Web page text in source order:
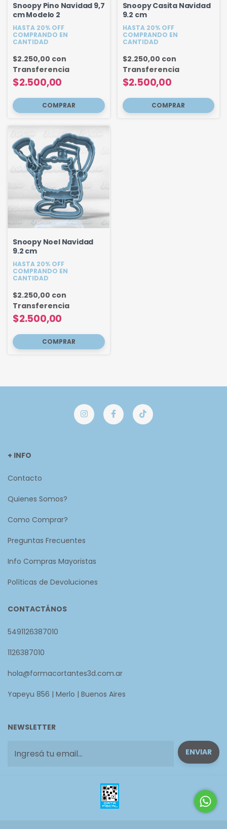
Snoopy Pino Navidad 9,7
cm Modelo 2
HASTA 20% OFF
COMPRANDO EN
CANTIDAD
$2.500,00
$2.250,00 con
Transferencia
Snoopy Casita Navidad
9.2 cm
HASTA 20% OFF
COMPRANDO EN
CANTIDAD
$2.500,00
$2.250,00 con
Transferencia
Snoopy Noel Navidad
9.2 cm
HASTA 20% OFF
COMPRANDO EN
CANTIDAD
$2.500,00
$2.250,00 con
Transferencia
+ INFO
Contacto
Quienes Somos?
Como Comprar?
Preguntas Frecuentes
Info Compras Mayoristas
Políticas de Devoluciones
CONTACTÁNOS
5491126387010
1126387010
hola@formacortantes3d.com.ar
Yapeyu 856 | Merlo | Buenos Aires
NEWSLETTER